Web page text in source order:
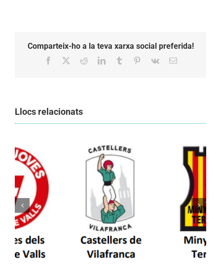
Comparteix-ho a la teva xarxa social preferida!
Facebook RedditLinkedInTumblr Pinterest
Vk Email:
Llocs relacionats
Els Castellers de Vilafranca unieixen tradició i
patrimoni en un viatge de colla a la Vall
d’Aran i a la Vall de Boí